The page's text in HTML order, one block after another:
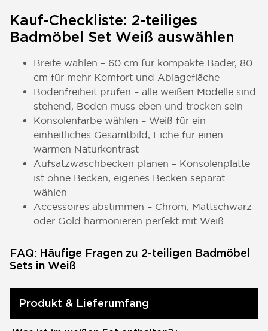
Kauf-Checkliste: 2-teiliges
Badmöbel Set Weiß auswählen
Breite wählen – 60 cm für kompakte Bäder, 80
cm für mehr Komfort und Ablagefläche
Bodenfreiheit prüfen – alle weißen Modelle sind
stehend, Boden muss eben und trocken sein
Konsolenfarbe wählen – Weiß für ein
einheitliches Gesamtbild, Eiche für einen
warmen Naturkontrast
Aufsatzwaschbecken planen – Konsolenplatte
ist ohne Becken, eigenes Becken separat
wählen
Accessoires abstimmen – Chrom, Mattschwarz
oder Gold harmonieren perfekt mit Weiß
FAQ: Häufige Fragen zu 2-teiligen Badmöbel
Sets in Weiß
Produkt & Lieferumfang